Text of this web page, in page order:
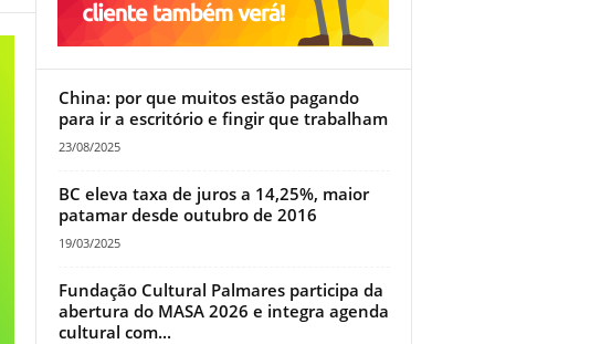
China: por que muitos estão pagando
para ir a escritório e fingir que trabalham
23/08/2025
BC eleva taxa de juros a 14,25%, maior
patamar desde outubro de 2016
19/03/2025
Fundação Cultural Palmares participa da
abertura do MASA 2026 e integra agenda
cultural com...